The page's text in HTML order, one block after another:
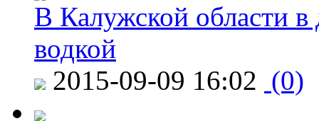
В Калужской области в
водкой
2015-09-09 16:02 (0)